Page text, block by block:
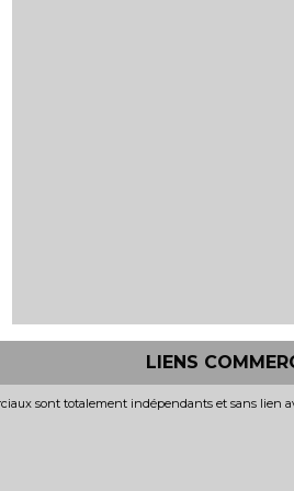
LIENS
sont totalement indépendants et sans lien